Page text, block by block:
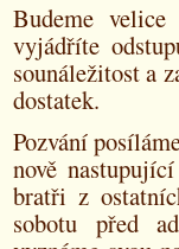
Budeme
vyjádříte
sounáležitost a
dostatek.
Pozvání
nově
bratři z
sobotu před